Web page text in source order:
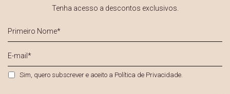
Tenha acesso a descontos exclusivos.
Nome
*
mail
Privacidade *
Sim, quero subscrever e aceito a Política de Privacidade.